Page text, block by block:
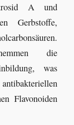
A und
Gerbstoffe,
die
was
Flavonoiden